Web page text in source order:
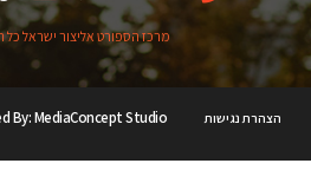
מרכז הספורט אליצור ישראל כל
הצהרת נגישות By: MediaConcept Studio